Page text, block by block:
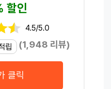
할인
4.5/5.0
립 (1,948 리뷰)
클릭